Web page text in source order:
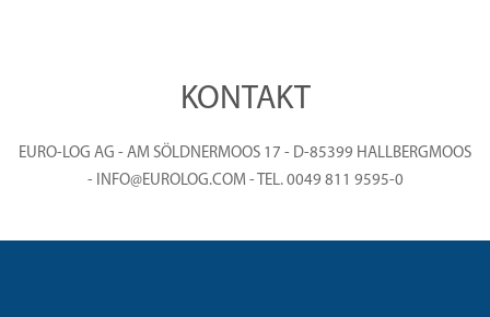
KONTAKT
EURO-LOG AG - AM SÖLDNERMOOS 17 - D-85399 HALLBERGMOOS
- INFO@EUROLOG.COM - TEL. 0049 811 9595-0